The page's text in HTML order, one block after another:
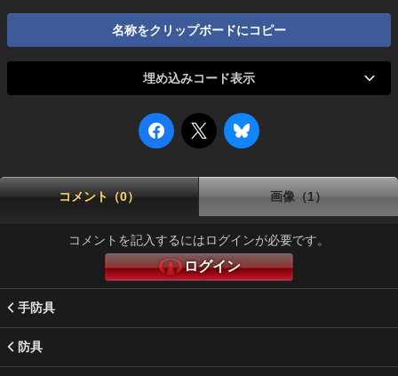
名称をクリップボードにコピー
埋め込みコード表示
コメント（0） 画像（1）
コメントを記入するにはログインが必要です。
ログイン
手防具
防具